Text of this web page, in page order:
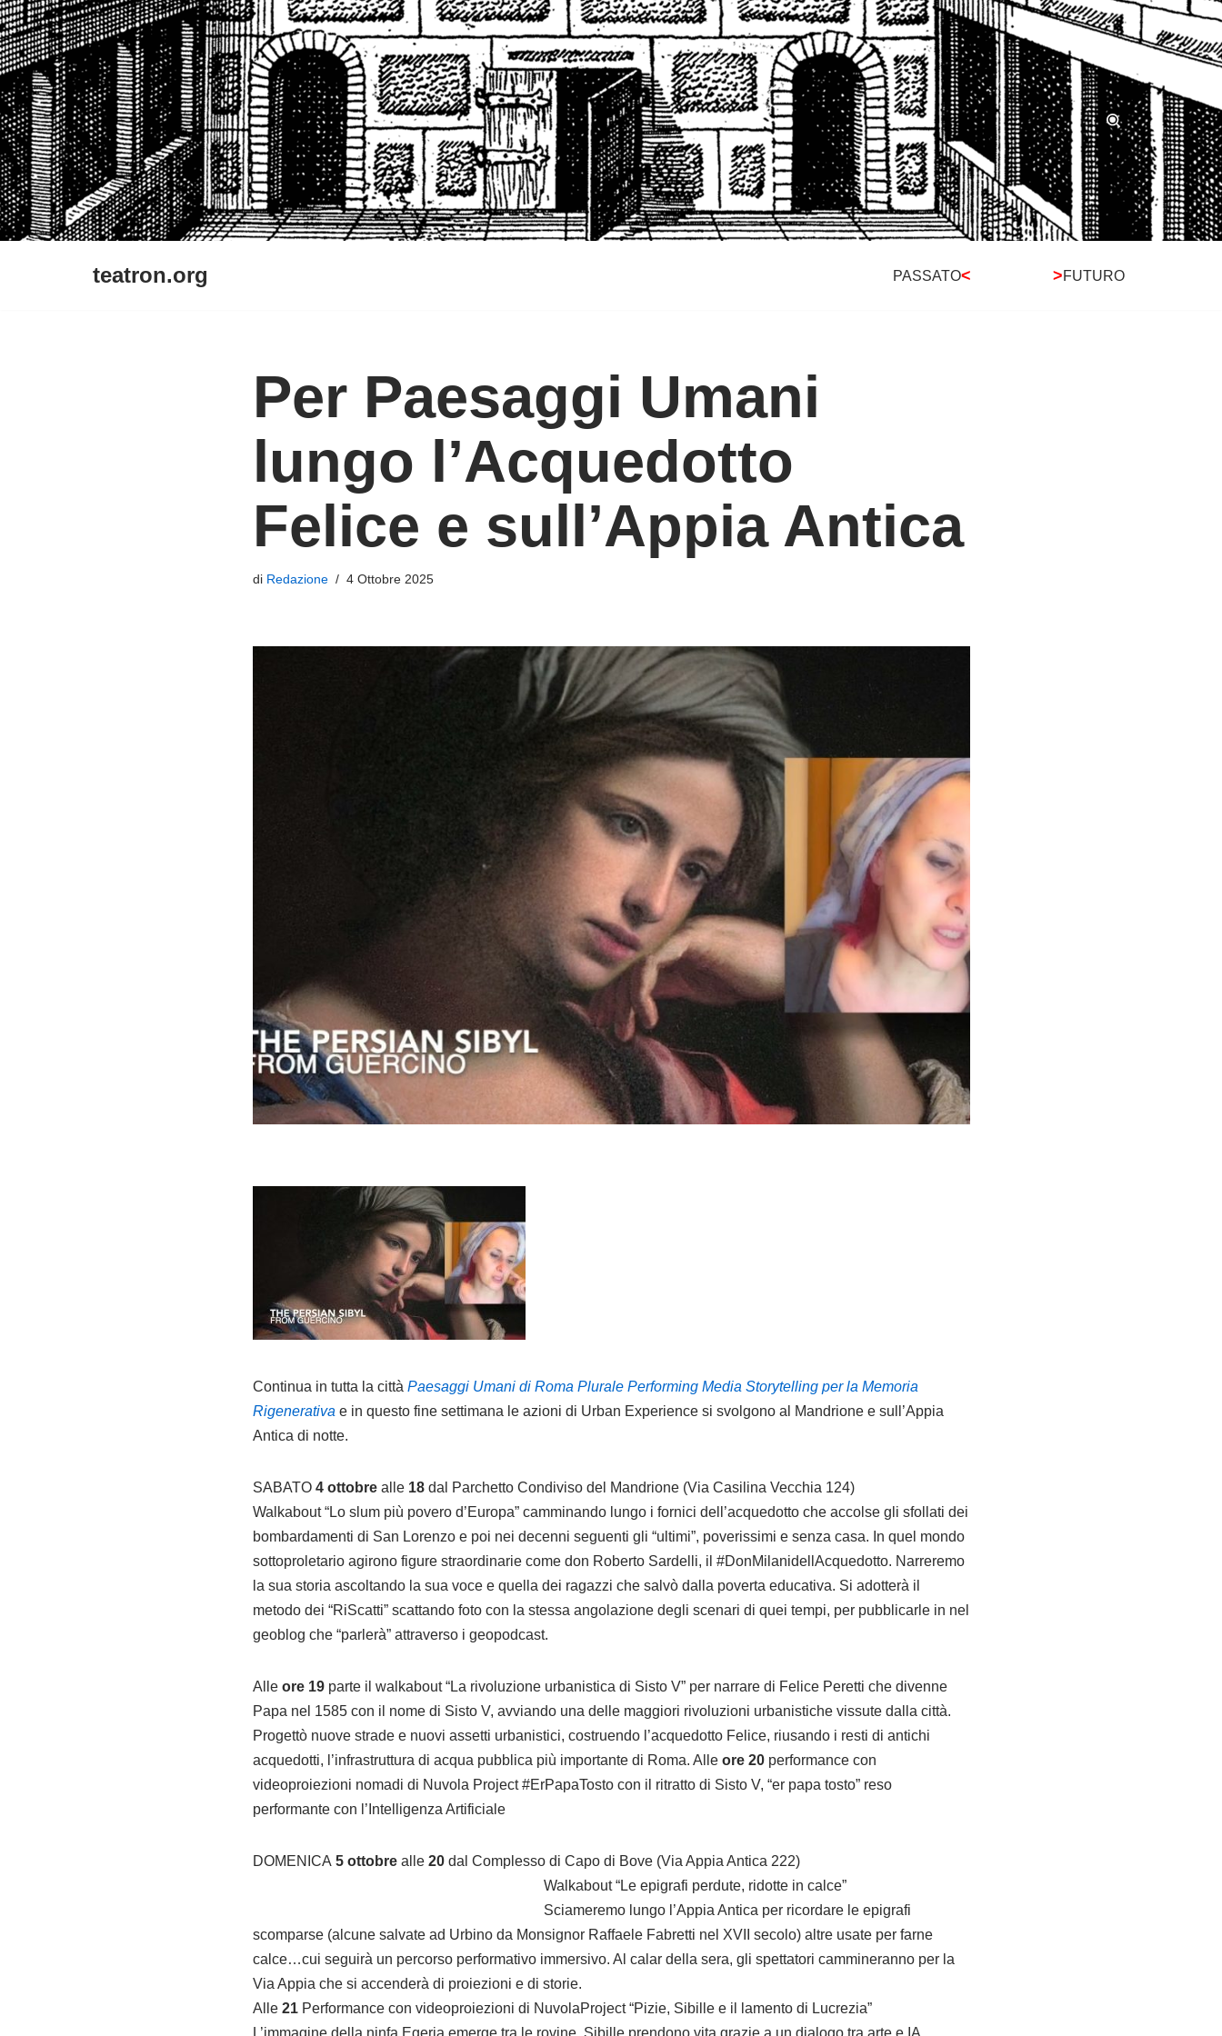
Vai
al
contenuto
teatron.org PASSATO< >FUTURO
Per Paesaggi Umani
lungo l’Acquedotto
Felice e sull’Appia Antica
di Redazione 4 Ottobre 2025
Continua in tutta la città Paesaggi Umani di Roma Plurale Performing Media Storytelling per la Memoria
Rigenerativa e in questo fine settimana le azioni di Urban Experience si svolgono al Mandrione e sull’Appia
Antica di notte.
SABATO 4 ottobrealle 18dal Parchetto Condiviso del Mandrione (Via Casilina Vecchia 124)
Walkabout “Lo slum più povero d’Europa” camminando lungo i fornici dell’acquedotto che accolse gli sfollati dei
bombardamenti di San Lorenzo e poi nei decenni seguenti gli “ultimi”, poverissimi e senza casa. In quel mondo
sottoproletario agirono figure straordinarie come don Roberto Sardelli, il #DonMilanidellAcquedotto. Narreremo
la sua storia ascoltando la sua voce e quella dei ragazzi che salvò dalla poverta educativa. Si adotterà il
metodo dei “RiScatti” scattando foto con la stessa angolazione degli scenari di quei tempi, per pubblicarle in nel
geoblog che “parlerà” attraverso i geopodcast.
Alle ore 19parte il walkabout “La rivoluzione urbanistica di Sisto V” per narrare di Felice Peretti che divenne
Papa nel 1585 con il nome di Sisto V, avviando una delle maggiori rivoluzioni urbanistiche vissute dalla città.
Progettò nuove strade e nuovi assetti urbanistici, costruendo l’acquedotto Felice, riusando i resti di antichi
acquedotti, l’infrastruttura di acqua pubblica più importante di Roma. Alle ore 20performance con
videoproiezioni nomadi di Nuvola Project #ErPapaTosto con il ritratto di Sisto V, “er papa tosto” reso
performante con l’Intelligenza Artificiale
DOMENICA 5 ottobrealle 20dal Complesso di Capo di Bove (Via Appia Antica 222)
Walkabout “Le epigrafi perdute, ridotte in calce”
Sciameremo lungo l’Appia Antica per ricordare le epigrafi
scomparse (alcune salvate ad Urbino da Monsignor Raffaele Fabretti nel XVII secolo) altre usate per farne
calce…cui seguirà un percorso performativo immersivo. Al calar della sera, gli spettatori cammineranno per la
Via Appia che si accenderà di proiezioni e di storie.
Alle21Performance con videoproiezioni di NuvolaProject “Pizie, Sibille e il lamento di Lucrezia”
L’immagine della ninfa Egeria emerge tra le rovine, Sibille prendono vita grazie a un dialogo tra arte e IA,